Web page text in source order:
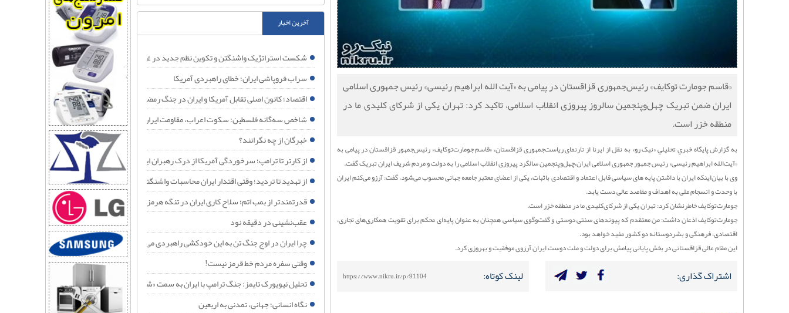
«قاسم جومارت توکایف» رئیس‌جمهوری قزاقستان در پیامی به «آیت الله ابراهیم رئیسی» رئیس جمهوری اسلامی
ایران ضمن تبریک چهل‌وپنجمین سالروز پیروزی انقلاب اسلامی، تاکید کرد: تهران یکی از شرکای کلیدی ما در
منطقه خزر است.
به گزارش پايگاه خبري تحليلي «نيک رو» به نقل از ایرنا از تارنمای ریاست‌جمهوری قزاقستان، «قاسم جومارت‌توکایف» رئیس‌جمهور قزاقستان در پیامی به
«آیت‌الله ابراهیم رئیسی» رئیس جمهور جمهوری اسلامی ایران،چهل‌وپنجمین سالگرد پیروزی انقلاب اسلامی را به دولت و مردم شریف ایران تبریک گفت.
وی با بیان‌اینکه ایران با داشتن پایه های سیاسی قابل اعتماد و اقتصادی باثبات، یکی از اعضای معتبر جامعه جهانی محسوب می‌شود، گفت: آرزو می‌کنم ایران
با وحدت و انسجام ملی به اهداف و مقاصد عالی دست یابد.
جومارت‌توکایف خاطرنشان کرد: تهران یکی از شرکای‌کلیدی ما در منطقه خزر است.
جومارت‌توکایف اذعان داشت: من معتقدم که پیوندهای سنتی دوستی و گفت‌وگوی سیاسی همچنان به عنوان پایه‌ای محکم برای تقویت همکاری‌های تجاری،
اقتصادی، فرهنگی و بشردوستانه دو کشور مفید خواهد بود.
این مقام عالی قزاقستانی در بخش پایانی پیامش برای دولت و ملت دوست ایران آرزوی موفقیت و بهروزی کرد.
اشتراک گذاری: لینک کوتاه: https://www.nikru.ir/p/91104
هدف آمریکا تغییر حکومت ایران بود؛ شکست خورد
ایران تا ابد می‌ماند و هرگز شکست نمی‌خورد!
چرا اسرائیل به شکل مستقیم وارد درگیری‌های کنونی با ایران نشده؟
آیا حمله آمریکا به حشد الشعبی، جنگ فرسایشی با ایران را به یک جنگ منطقه‌ای تبدیل می‌کند؟
جام جهانی ۲۰۲۶؛ آینه افول نظم آمریکایی
چرا ایران در اوج جنگ تن به این خودکشی راهبردی می‌دهد؟
قدرتمندتر از بمب اتم؛ سلاح کاری ایران در تنگه هرمز
آخرین اخبار
شکست استراتژیک واشنگتن و تکوین نظم جدید در غرب آسیا
سراب فروپاشی ایران؛ خطای راهبردی آمریکا
اقتصاد؛ کانون اصلی تقابل آمریکا و ایران در جنگ رمضان
شاخص سه‌گانه فلسطین: سکوت اعراب، مقاومت ایران، بیداری جهان
خبرگان از چه نگرانند؟
از کارتر تا ترامپ؛ سرخوردگی آمریکا از درک رهبران ایران
از تهدید تا تردید؛ وقتی اقتدار ایران محاسبات واشنگتن را تغییر داد
قدرتمندتر از بمب اتم؛ سلاح کاری ایران در تنگه هرمز
عقب‌نشینی در دقیقه نود
چرا ایران در اوج جنگ تن به این خودکشی راهبردی می‌دهد؟
وقتی سفره مردم خط قرمز نیست!
تحلیل نیویورک تایمز: جنگ ترامپ با ایران به سمت «شکست راهبردی» پیش می‌رود
نگاه انسانی؛ جهانی، تمدنی به اربعین